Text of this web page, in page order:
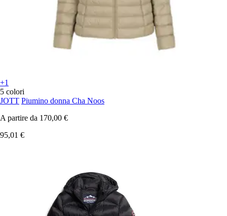
+1
5 colori
JOTT Piumino donna Cha Noos
A partire da 170,00 €
95,01 €